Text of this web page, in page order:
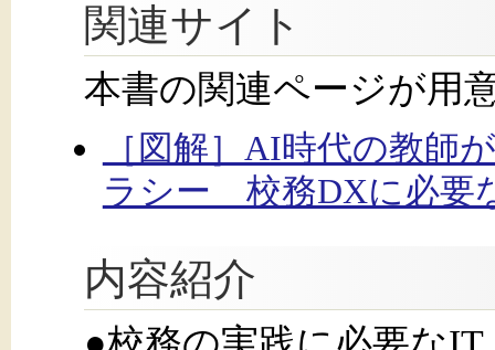
関連サイト
本書の関連ページが用
［図解］AI時代の教師
ラシー 校務DXに必要
内容紹介